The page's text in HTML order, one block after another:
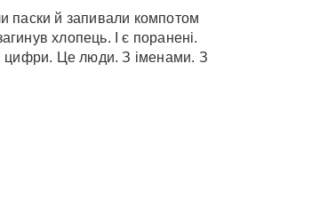
паски й запивали компотом
хлопець. І є поранені.
цифри. Це люди. З іменами. З